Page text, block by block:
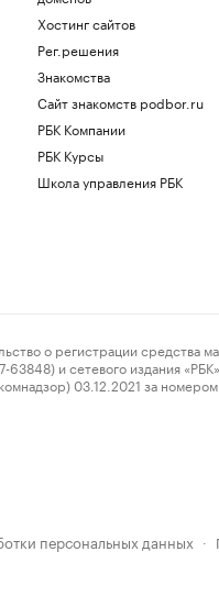
Хостинг сайтов
Рег.решения
Знакомства
Сайт знакомств podbor.ru
РБК Компании
РБК Курсы
Школа управления РБК
о регистрации средства
и сетевого издания
03.12.2021 за
персональных данных ·